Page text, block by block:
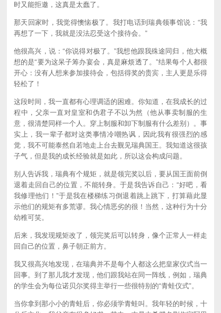
时又能拒邀，这真是太蠢了。
那天回家时，我觉得懊恼极了。我打电话到瑞典领事馆说：“我
再想了一下，我就是没法忍受这个接待会。”
他很高兴，说：“你说得对极了。”我想他跟我殊途同归，他大概
想的是“要为这呆子筹办宴会，真是麻烦透了。”结果每个人都很
开心：没有人想来参加接待会，包括得奖的贵宾，主人更是乐得
轻松了！
这段时间，我一直都有心理调适的困难。你知道，在我成长的过
程中，父亲一直对皇室和伪君子不以为然（他从事卖制服的生
意，很清楚同样一个人。穿上制服和卸下制服有什么差别）。事
实上，我一辈子都对这类事情冷嘲热讽，因此我有很强烈的感
觉，我不可能泰然自若地走上台去觐见瑞典国王。我知道这很孩
子气，但是我的成长经验就是如此，所以这会构成问题。
别人告诉我，瑞典有个规矩，就是领完奖以后，要从国王面前倒
退着走回自己的位置，不能转身。于是我告诉自己：“好吧，看
我修理他们！”于是我在楼梯练习倒退着跳上跳下，打算藉此显
示他们的规矩有多荒谬。我心情恶劣的很！当然，这种行为十分
幼稚可笑。
后来，我发现规矩改了，领完奖后可以转身，像个正常人一样走
回自己的位置，鼻子朝正前方。
我又很高兴地发现，在瑞典并不是每个人都这么把皇家仪式当一
回事。到了那儿我才发现，他们跟我站在同一阵线，例如，瑞典
的学生会为每位诺贝尔奖得主举行一些很特别的“青蛙仪式”。
当你拿到那小小的青蛙后，你必须学青蛙叫。我年轻的时候，十